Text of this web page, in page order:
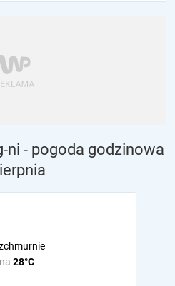
ni - pogoda godzinowa
28°C